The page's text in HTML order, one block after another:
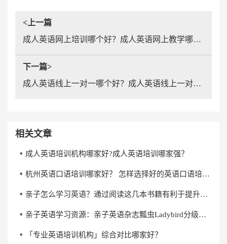
<上一篇
成人英语网上培训哪个好？成人英语网上教学哪个靠谱？
下一篇>
成人英语线上一对一哪个好？成人英语线上一对一哪家靠谱？
相关文章
成人英语培训机构哪家好?成人英语培训哪家强？
杭州英语口语培训哪家好？ 怎样选择好的英语口语培训机构？
亲子怎么学习英语？通过阅读这几本书籍有利于提升英语水平
亲子英语学习资源：亲子英语杂志瓢虫Ladybird分级阅读《杰克与魔克》下载
「专业英语培训机构」综合对比哪家好？